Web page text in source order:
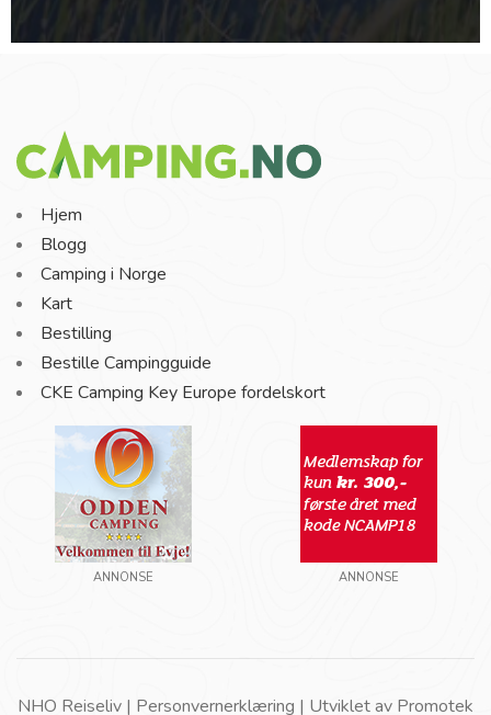
Hjem
Blogg
Camping i Norge
Kart
Bestilling
Bestille Campingguide
CKE Camping Key Europe fordelskort
ANNONSE ANNONSE
NHO Reiseliv | Personvernerklæring | Utviklet av Promotek